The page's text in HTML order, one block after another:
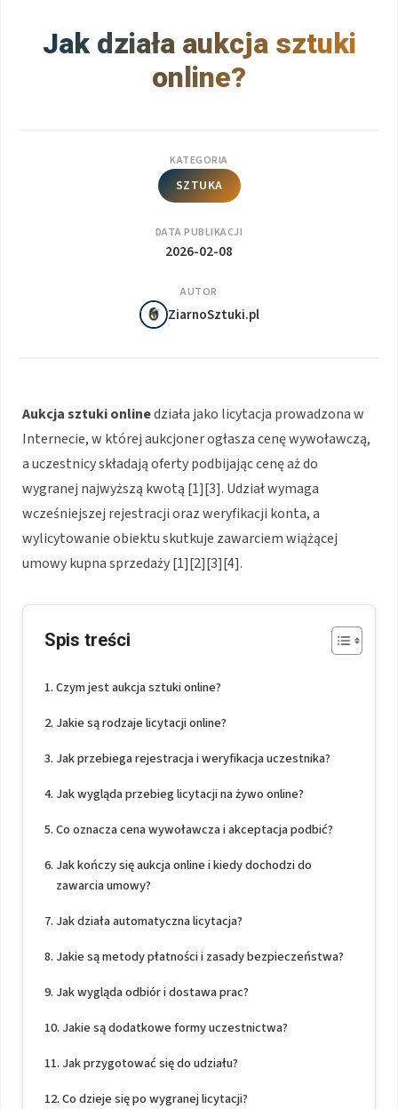
Jak działa aukcja sztuki
online?
KATEGORIA
SZTUKA
DATA PUBLIKACJI
2026-02-08
AUTOR
ZiarnoSztuki.pl
Aukcja sztuki onlinedziała jako licytacja prowadzona w
Internecie, w której aukcjoner ogłasza cenę wywoławczą,
a uczestnicy składają oferty podbijając cenę aż do
wygranej najwyższą kwotą [1][3]. Udział wymaga
wcześniejszej rejestracji oraz weryfikacji konta, a
wylicytowanie obiektu skutkuje zawarciem wiążącej
umowy kupna sprzedaży [1][2][3][4].
Spis treści
Czym jest aukcja sztuki online?
Jakie są rodzaje licytacji online?
Jak przebiega rejestracja i weryfikacja uczestnika?
Jak wygląda przebieg licytacji na żywo online?
Co oznacza cena wywoławcza i akceptacja podbić?
Jak kończy się aukcja online i kiedy dochodzi do
zawarcia umowy?
Jak działa automatyczna licytacja?
Jakie są metody płatności i zasady bezpieczeństwa?
Jak wygląda odbiór i dostawa prac?
Jakie są dodatkowe formy uczestnictwa?
Jak przygotować się do udziału?
Co dzieje się po wygranej licytacji?